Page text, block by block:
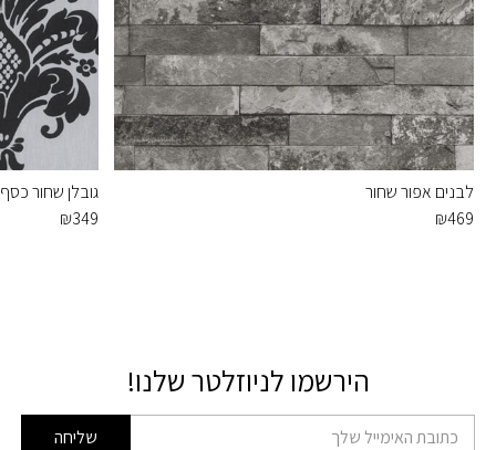
לבנים אפור שחור
₪469
גובלן שחור כסף
₪349
הירשמו לניוזלטר שלנו!
דוא׳׳ל שליחה